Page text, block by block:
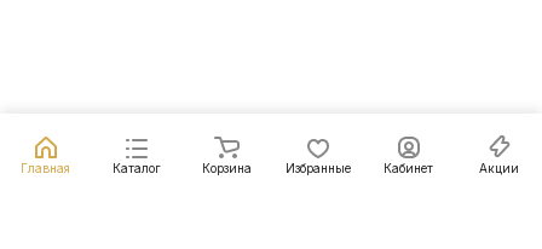
Главная Каталог Корзина Избранные Кабинет Акции